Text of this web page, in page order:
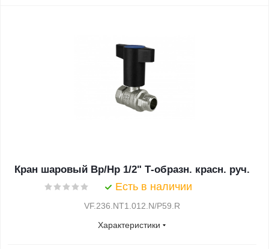
Кран шаровый Вр/Нр 1/2" Т-образн. красн. руч.
Есть в наличии
VF.236.NT1.012.N/P59.R
Характеристики